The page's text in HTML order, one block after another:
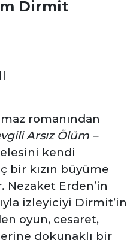
Dirmit
romanından
Arsız Ölüm –
kendi
bir kızın büyüme
Nezaket Erden’in
izleyiciyi Dirmit’in
oyun, cesaret,
dokunaklı bir